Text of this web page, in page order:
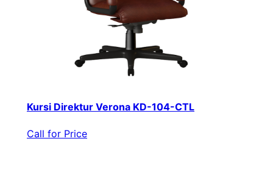
Kursi Direktur Verona KD-104-CTL
Call for Price